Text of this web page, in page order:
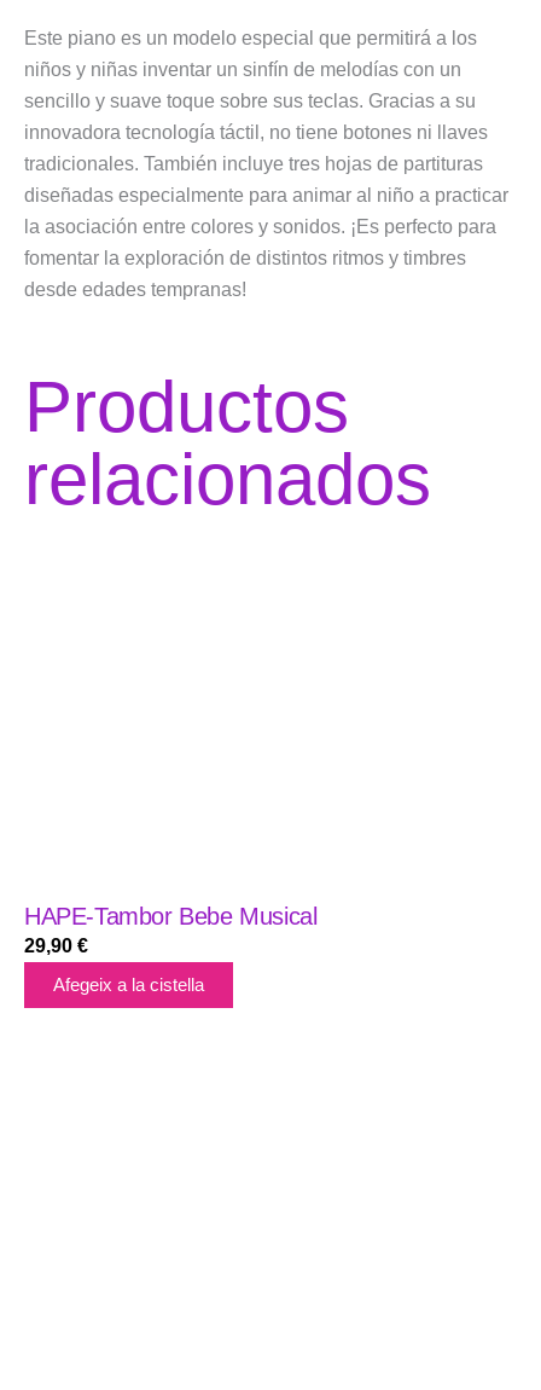
Este piano es un modelo especial que permitirá a los
niños y niñas inventar un sinfín de melodías con un
sencillo y suave toque sobre sus teclas. Gracias a su
innovadora tecnología táctil, no tiene botones ni llaves
tradicionales. También incluye tres hojas de partituras
diseñadas especialmente para animar al niño a practicar
la asociación entre colores y sonidos. ¡Es perfecto para
fomentar la exploración de distintos ritmos y timbres
desde edades tempranas!
Productos
relacionados
HAPE-Tambor Bebe Musical
29,90 €
Afegeix a la cistella